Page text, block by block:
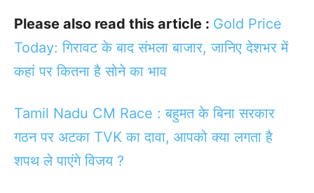
Please also read this article : Gold Price
Today: गिरावट के बाद संभला बाजार, जानिए देशभर में
कहां पर कितना है सोने का भाव
Tamil Nadu CM Race : बहुमत के बिना सरकार
गठन पर अटका TVK का दावा, आपको क्या लगता है
शपथ ले पाएंगे विजय ?